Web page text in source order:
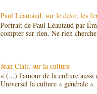
Paul Léautaud, sur le désir, les
Portrait de Paul Léautaud par
compter sur rien. Ne rien
Jean Clair, sur la culture
« (...) l'amour de la culture aussi
Universel la culture « générale